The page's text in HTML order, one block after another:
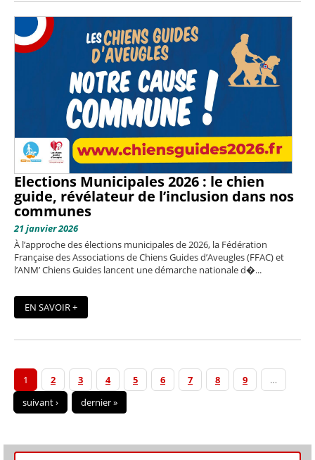
Elections Municipales 2026 : le chien
guide, révélateur de l’inclusion dans nos
communes
21 janvier 2026
À l’approche des élections municipales de 2026, la Fédération
Française des Associations de Chiens Guides d’Aveugles (FFAC) et
l’ANM’ Chiens Guides lancent une démarche nationale d�...
EN SAVOIR +
1 2 3 4 5 6 7 8 9
…
suivant ›
dernier »